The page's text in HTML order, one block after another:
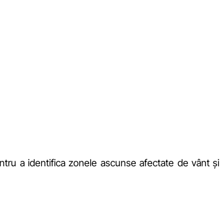
a identifica zonele ascunse afectate de vânt și